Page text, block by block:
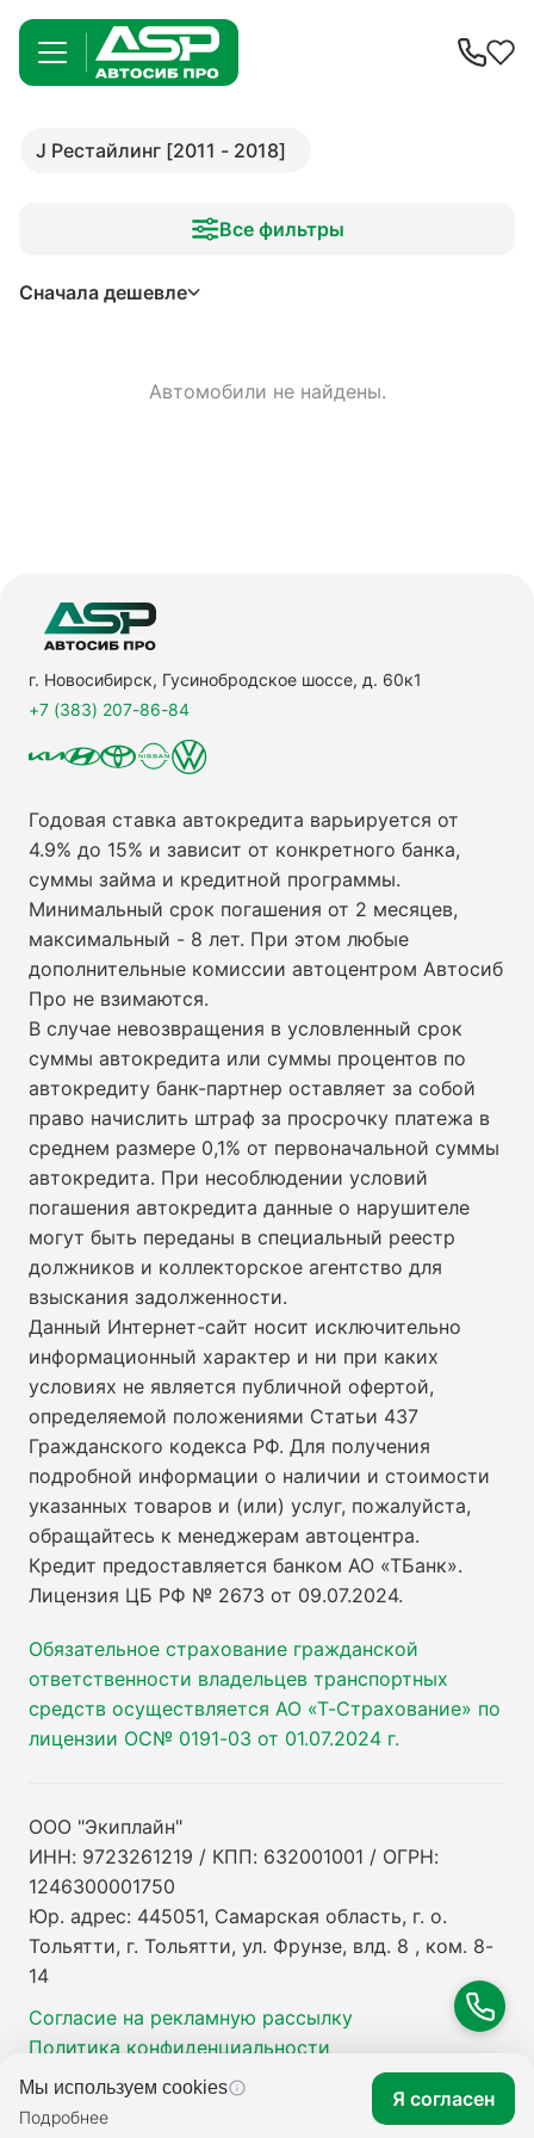
J Рестайлинг [2011 - 2018]
Все фильтры
Сначала дешевле
Автомобили не найдены.
г. Новосибирск, Гусинобродское шоссе, д. 60к1
+7 (383) 207-86-84
Годовая ставка автокредита варьируется от
4.9% до 15% и зависит от конкретного банка,
суммы займа и кредитной программы.
Минимальный срок погашения от 2 месяцев,
максимальный - 8 лет. При этом любые
дополнительные комиссии автоцентром Автосиб
Про не взимаются.
В случае невозвращения в условленный срок
суммы автокредита или суммы процентов по
автокредиту банк-партнер оставляет за собой
право начислить штраф за просрочку платежа в
среднем размере 0,1% от первоначальной суммы
автокредита. При несоблюдении условий
погашения автокредита данные о нарушителе
могут быть переданы в специальный реестр
должников и коллекторское агентство для
взыскания задолженности.
Данный Интернет-сайт носит исключительно
информационный характер и ни при каких
условиях не является публичной офертой,
определяемой положениями Статьи 437
Гражданского кодекса РФ. Для получения
подробной информации о наличии и стоимости
указанных товаров и (или) услуг, пожалуйста,
обращайтесь к менеджерам автоцентра.
Кредит предоставляется банком АО «ТБанк».
Лицензия ЦБ РФ № 2673 от 09.07.2024.
Обязательное страхование гражданской
ответственности владельцев транспортных
средств осуществляется АО «Т-Страхование» по
лицензии ОС№ 0191-03 от 01.07.2024 г.
ООО "Экиплайн"
ИНН: 9723261219 / КПП: 632001001 / ОГРН:
1246300001750
Юр. адрес: 445051, Самарская область, г. о.
Тольятти, г. Тольятти, ул. Фрунзе, влд. 8 , ком. 8-
14
Согласие на рекламную рассылку
Политика конфиденциальности
Мы используем cookies
Подробнее
Я согласен